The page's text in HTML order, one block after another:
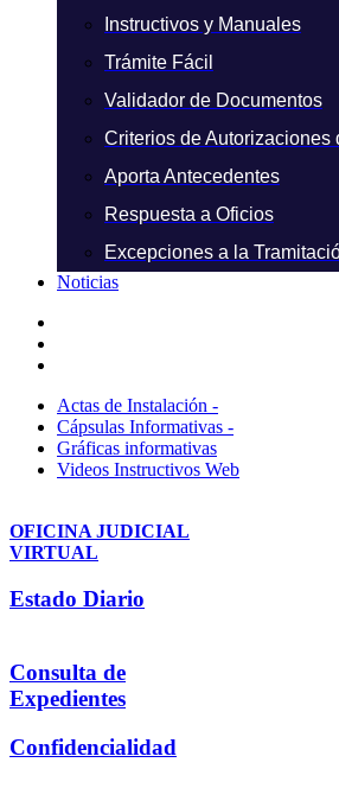
Instructivos y Manuales
Trámite Fácil
Validador de Documentos
Criterios de Autorizaciones
Aporta Antecedentes
Respuesta a Oficios
Excepciones a la
Noticias
Actas de Instalación -
Cápsulas Informativas -
Gráficas informativas
Videos Instructivos Web
OFICINA JUDICIAL
VIRTUAL
Estado Diario
Consulta de
Expedientes
Confidencialidad